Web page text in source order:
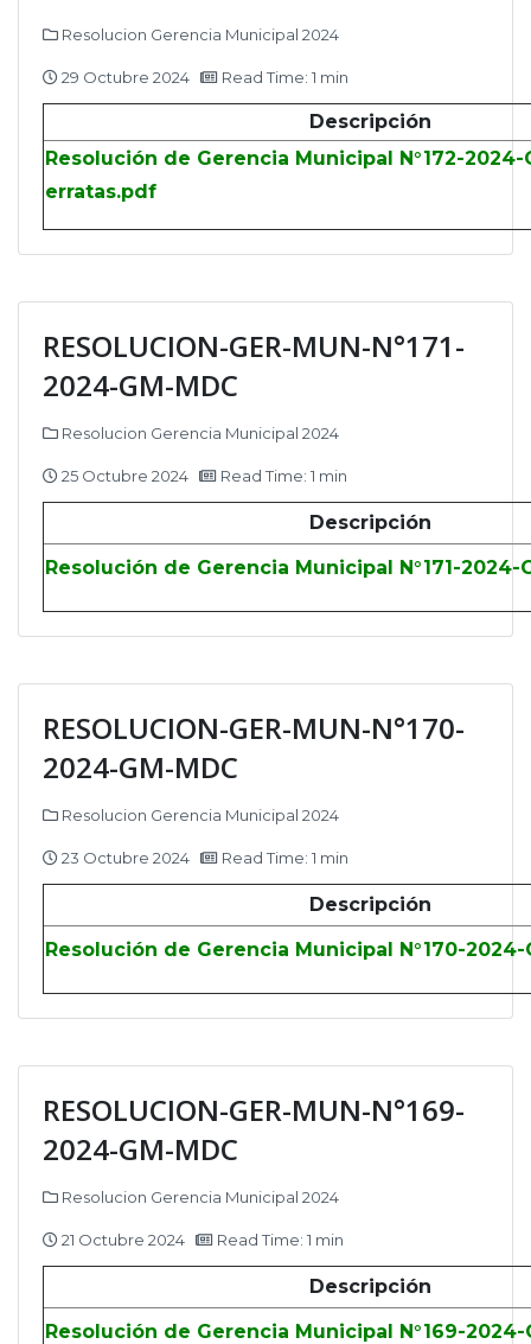
Resolucion Gerencia Municipal 2024
29 Octubre 2024 Read Time: 1 min
Descripción
Resolución de Gerencia Municipal N°172-2024-
erratas.pdf
RESOLUCION-GER-MUN-N°171-
2024-GM-MDC
Resolucion Gerencia Municipal 2024
25 Octubre 2024 Read Time: 1 min
Descripción
Resolución de Gerencia Municipal N°171-2024-
RESOLUCION-GER-MUN-N°170-
2024-GM-MDC
Resolucion Gerencia Municipal 2024
23 Octubre 2024 Read Time: 1 min
Descripción
Resolución de Gerencia Municipal N°170-2024-
RESOLUCION-GER-MUN-N°169-
2024-GM-MDC
Resolucion Gerencia Municipal 2024
21 Octubre 2024 Read Time: 1 min
Descripción
Resolución de Gerencia Municipal N°169-2024-